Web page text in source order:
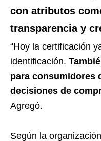
con atributos
transparencia y
“Hoy la certificación
identificación.
para consumidores
decisiones de
Agregó.
Según la